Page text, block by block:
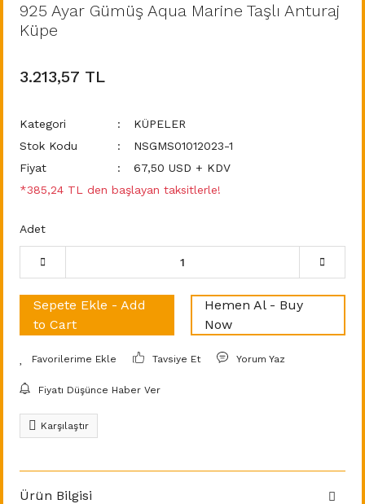
925 Ayar Gümüş Aqua Marine Taşlı Anturaj
Küpe
3.213,57 TL
Kategori
KÜPELER
Stok Kodu
NSGMS01012023-1
Fiyat
67,50 USD + KDV
*385,24 TL den başlayan taksitlerle!
Adet
Sepete Ekle - Add
to Cart
Hemen Al - Buy
Now
Tavsiye Et Yorum Yaz
Fiyatı Düşünce Haber Ver
Karşılaştır
Ürün Bilgisi